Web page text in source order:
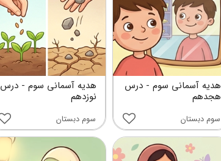
هدیه آسمانی سوم - درس
نوزدهم
سوم دبستان
هدیه آسمانی سوم - درس
هجدهم
سوم دبستان